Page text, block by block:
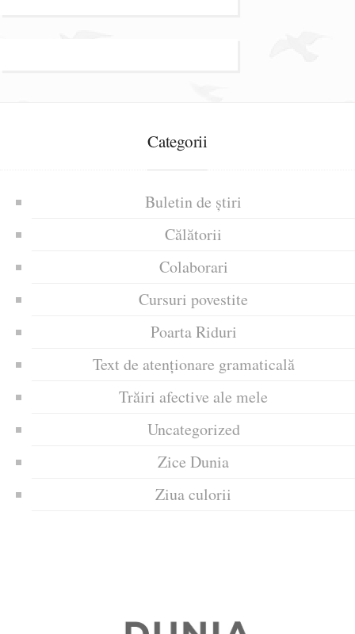
Categorii
Buletin de știri
Călătorii
Colaborari
Cursuri povestite
Poarta Riduri
Text de atenționare gramaticală
Trăiri afective ale mele
Uncategorized
Zice Dunia
Ziua culorii